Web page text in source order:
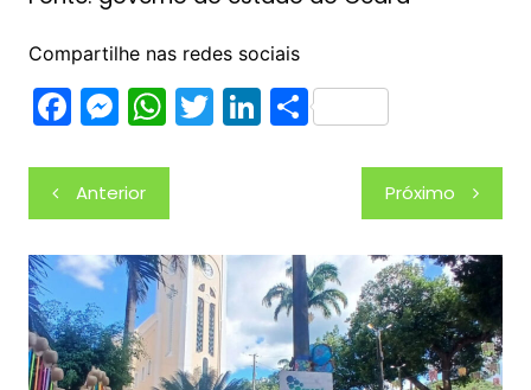
Compartilhe nas redes sociais
F
c
e
b
o
o
k
M
s
s
e
n
g
er
W
at
s
A
p
p
T Li
dI
n
S
Navegação
de
Post
Anterior Próximo